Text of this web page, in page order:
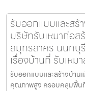
รับออกแบบและสร้
บริษัทรับเหมาก่อ
สมุทรสาคร นนทบุ
เรื่องบ้านที่ รับเหม
รับออกแบบและสร้างบ้าน
คุณภาพสูง ครอบคลุมพื้น